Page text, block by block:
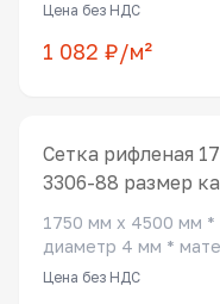
Цена без НДС
1 082 ₽/м²
Сетка рифленая
3306-88 размер
1750 мм x 4500 мм *
диаметр 4 мм *
Цена без НДС